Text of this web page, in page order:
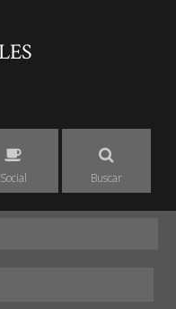
Social Buscar